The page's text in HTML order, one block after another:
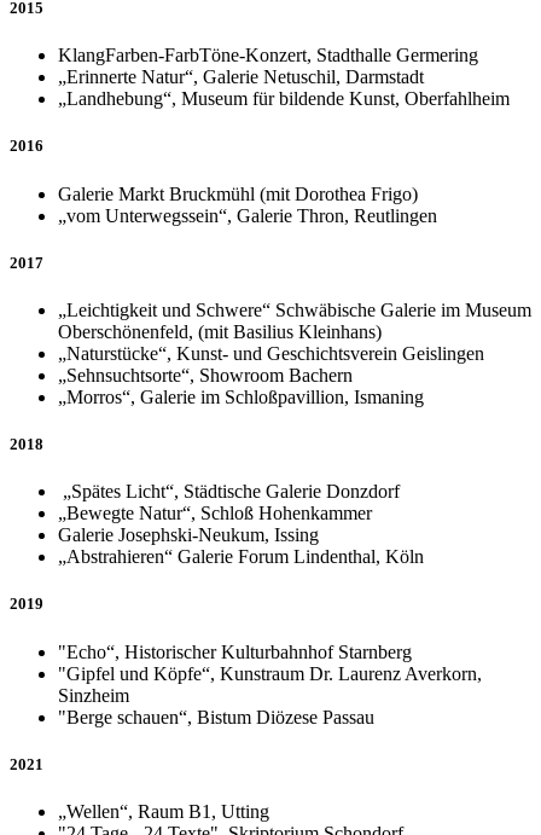
2015
KlangFarben-FarbTöne-Konzert, Stadthalle Germering
„Erinnerte Natur“, Galerie Netuschil, Darmstadt
„Landhebung“, Museum für bildende Kunst, Oberfahlheim
2016
Galerie Markt Bruckmühl (mit Dorothea Frigo)
„vom Unterwegssein“, Galerie Thron, Reutlingen
2017
„Leichtigkeit und Schwere“ Schwäbische Galerie im Museum
Oberschönenfeld, (mit Basilius Kleinhans)
„Naturstücke“, Kunst- und Geschichtsverein Geislingen
„Sehnsuchtsorte“, Showroom Bachern
„Morros“, Galerie im Schloßpavillion, Ismaning
2018
„Spätes Licht“, Städtische Galerie Donzdorf
„Bewegte Natur“, Schloß Hohenkammer
Galerie Josephski-Neukum, Issing
„Abstrahieren“ Galerie Forum Lindenthal, Köln
2019
"Echo“, Historischer Kulturbahnhof Starnberg
"Gipfel und Köpfe“, Kunstraum Dr. Laurenz Averkorn,
Sinzheim
"Berge schauen“, Bistum Diözese Passau
2021
„Wellen“, Raum B1, Utting